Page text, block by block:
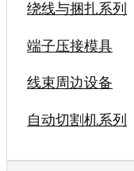
绕线与捆扎系列
端子压接模具
线束周边设备
自动切割机系列